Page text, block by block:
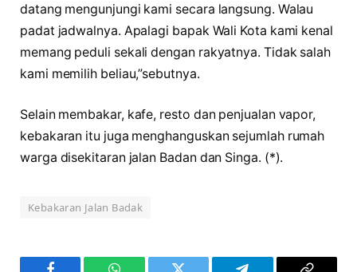
datang mengunjungi kami secara langsung. Walau
padat jadwalnya. Apalagi bapak Wali Kota kami kenal
memang peduli sekali dengan rakyatnya. Tidak salah
kami memilih beliau,”sebutnya.
Selain membakar, kafe, resto dan penjualan vapor,
kebakaran itu juga menghanguskan sejumlah rumah
warga disekitaran jalan Badan dan Singa. (*).
Kebakaran Jalan Badak